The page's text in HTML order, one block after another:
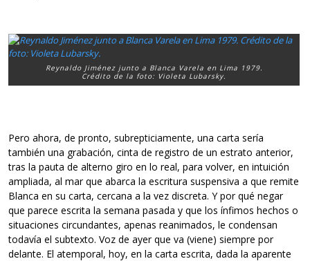
Reynaldo Jiménez junto a Blanca Varela en Lima 1979.
Crédito de la foto: Violeta Lubarsky.
Pero ahora, de pronto, subrepticiamente, una carta sería
también una grabación, cinta de registro de un estrato anterior,
tras la pauta de alterno giro en lo real, para volver, en intuición
ampliada, al mar que abarca la escritura suspensiva a que remite
Blanca en su carta, cercana a la vez discreta. Y por qué negar
que parece escrita la semana pasada y que los ínfimos hechos o
situaciones circundantes, apenas reanimados, le condensan
todavía el subtexto. Voz de ayer que va (viene) siempre por
delante. El atemporal, hoy, en la carta escrita, dada la aparente